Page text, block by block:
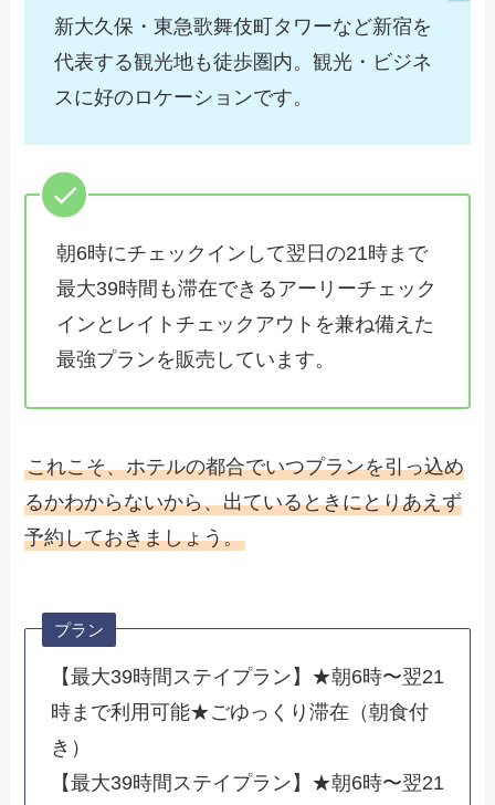
新大久保・東急歌舞伎町タワーなど新宿を
代表する観光地も徒歩圏内。観光・ビジネ
スに好のロケーションです。
朝6時にチェックインして翌日の21時まで
最大39時間も滞在できるアーリーチェック
インとレイトチェックアウトを兼ね備えた
最強プランを販売しています。
これこそ、ホテルの都合でいつプランを引っ込め
るかわからないから、出ているときにとりあえず
予約しておきましょう。
プラン
【最大39時間ステイプラン】★朝6時〜翌21
時まで利用可能★ごゆっくり滞在（朝食付
き）
【最大39時間ステイプラン】★朝6時〜翌21